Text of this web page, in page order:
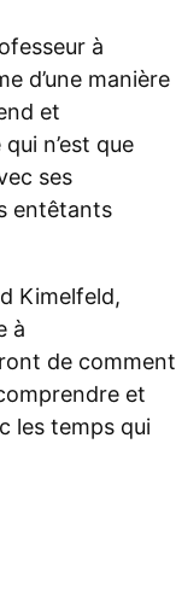
à
d’une manière
et
n’est que
ses
entêtants
Kimelfeld,
à
de comment
et
les temps qui